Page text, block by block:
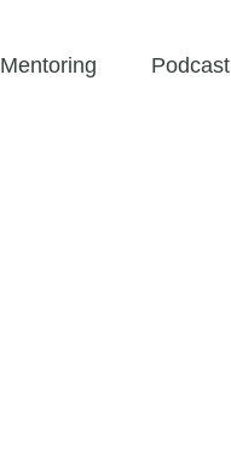
Mentoring Podcast